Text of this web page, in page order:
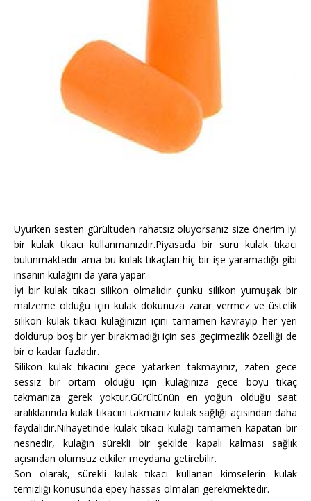
Uyurken sesten gürültüden rahatsız oluyorsanız size önerim iyi
bir kulak tıkacı kullanmanızdır.Piyasada bir sürü kulak tıkacı
bulunmaktadır ama bu kulak tıkaçları hiç bir işe yaramadığı gibi
insanın kulağını da yara yapar.
İyi bir kulak tıkacı silikon olmalıdır çünkü silikon yumuşak bir
malzeme olduğu için kulak dokunuza zarar vermez ve üstelik
silikon kulak tıkacı kulağınızın içini tamamen kavrayıp her yeri
doldurup boş bir yer bırakmadığı için ses geçirmezlik özelliği de
bir o kadar fazladır.
Silikon kulak tıkacını gece yatarken takmayınız, zaten gece
sessiz bir ortam olduğu için kulağınıza gece boyu tıkaç
takmanıza gerek yoktur.Gürültünün en yoğun olduğu saat
aralıklarında kulak tıkacını takmanız kulak sağlığı açısından daha
faydalıdır.Nihayetinde kulak tıkacı kulağı tamamen kapatan bir
nesnedir, kulağın sürekli bir şekilde kapalı kalması sağlık
açısından olumsuz etkiler meydana getirebilir.
Son olarak, sürekli kulak tıkacı kullanan kimselerin kulak
temizliği konusunda epey hassas olmaları gerekmektedir.